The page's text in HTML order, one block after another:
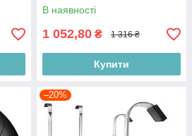
В наявності
1 052,80 ₴ 1 316 ₴
Купити
–20%